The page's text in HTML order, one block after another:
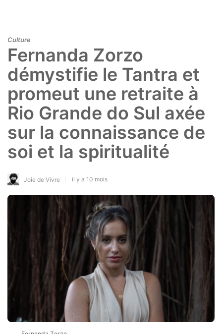
Culture
Fernanda Zorzo
démystifie le Tantra et
promeut une retraite à
Rio Grande do Sul axée
sur la connaissance de
soi et la spiritualité
Joie de Vivre il y a 10 mois